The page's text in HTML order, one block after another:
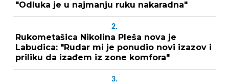
"Odluka je u najmanju ruku nakaradna"
2.
Rukometašica Nikolina Pleša nova je
Labudica: "Rudar mi je ponudio novi izazov i
priliku da izađem iz zone komfora"
3.